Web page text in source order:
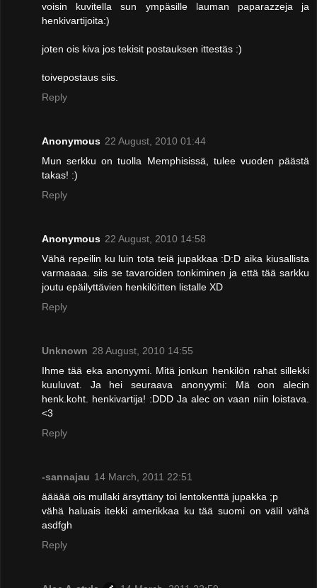
voisin kuvitella sun ympäsille lauman paparazzeja ja
henkivartijoita:)
joten ois kiva jos tekisit postauksen ittestäs :)
toivepostaus siis.
Reply
Anonymous 22 August, 2010 01:44
Mun serkku on tuolla Memphisissä, tulee vuoden päästä
takas! :)
Reply
Anonymous 22 August, 2010 14:58
Vähä repeilin ku luin tota teiä jupakkaa :D:D aika kiusallista
varmaaaa. siis se tavaroiden tonkiminen ja että tää sarkku
joutu epäilyttävien henkilöitten listalle XD
Reply
Unknown 28 August, 2010 14:55
Ihme tää eka anonyymi. Mitä jonkun henkilön rahat sillekki
kuuluvat. Ja hei seuraava anonyymi: Mä oon alecin
henk.koht. henkivartija! :DDD Ja alec on vaan niin loistava.
<3
Reply
-sannajau 14 March, 2011 22:51
äääää ois mullaki ärsyttäny toi lentokenttä jupakka ;p
vähä haluais itekki amerikkaa ku tää suomi on välil vähä
asdfgh
Reply